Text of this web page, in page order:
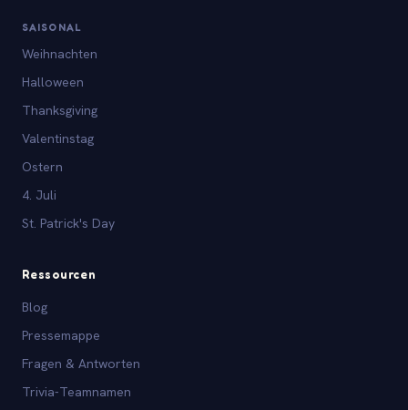
SAISONAL
Weihnachten
Halloween
Thanksgiving
Valentinstag
Ostern
4. Juli
St. Patrick's Day
Ressourcen
Blog
Pressemappe
Fragen & Antworten
Trivia-Teamnamen